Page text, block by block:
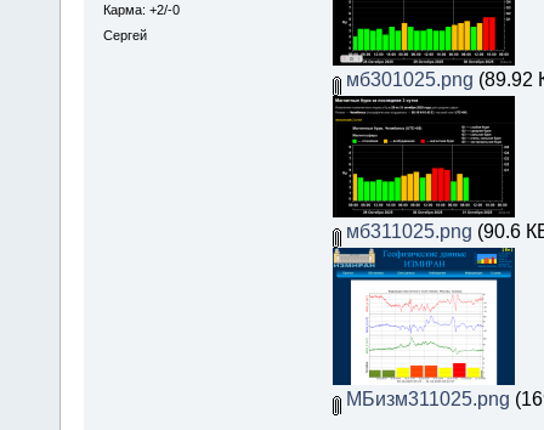
Карма: +2/-0
Сергей
мб301025.png (89.92
мб311025.png (90.6
МБизм311025.png